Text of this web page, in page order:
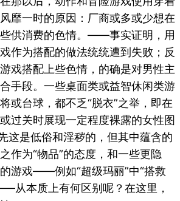
靡一时的原因：厂商或多或少想在
供消费的色情。——事实证明，用
作为搭配的做法统统遭到失败；反
戏搭配上些色情，的确是对男性主
手段。一些桌面类或益智休闲类游
或台球，都不乏“脱衣”之举，即在
过关时展现一定程度裸露的女性图
这是低俗和淫秽的，但其中蕴含的
作为“物品”的态度，和一些更隐
游戏——例如“超级玛丽”中“搭救
从本质上有何区别呢？在这里，